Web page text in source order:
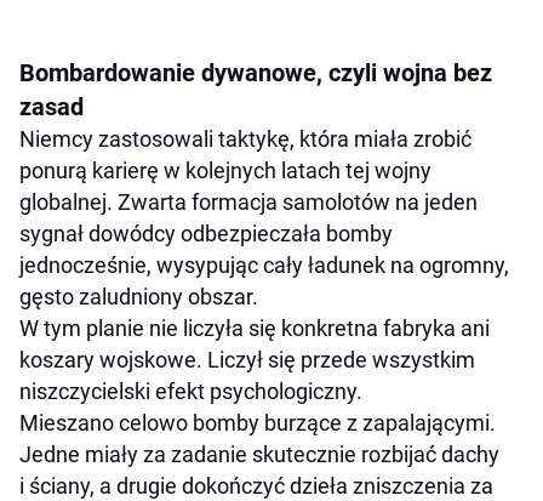
Bombardowanie dywanowe, czyli wojna bez
zasad
Niemcy zastosowali taktykę, która miała zrobić
ponurą karierę w kolejnych latach tej wojny
globalnej. Zwarta formacja samolotów na jeden
sygnał dowódcy odbezpieczała bomby
jednocześnie, wysypując cały ładunek na ogromny,
gęsto zaludniony obszar.
W tym planie nie liczyła się konkretna fabryka ani
koszary wojskowe. Liczył się przede wszystkim
niszczycielski efekt psychologiczny.
Mieszano celowo bomby burzące z zapalającymi.
Jedne miały za zadanie skutecznie rozbijać dachy
i ściany, a drugie dokończyć dzieła zniszczenia za